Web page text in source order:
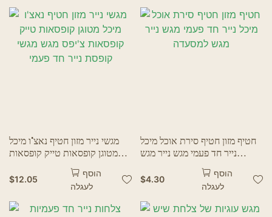
מגשי נייר מזון חטיף נאצ'ו מיכל
מטוגן קופסאות טייק קופסאות
צ'יפס מגש מגשי קופסת נייר חד
פעמי
$12.05
הוסף
לעגלה
חטיף מזון חטיף סירת אוכל מיכל
נייר חד פעמי מגש נייר מגש
$4.30
הוסף
לעגלה